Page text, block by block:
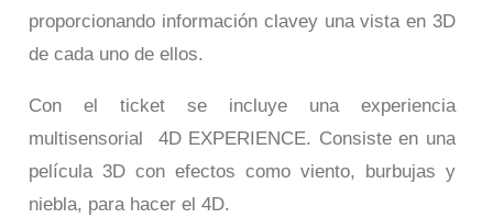
proporcionando información clavey una vista en 3D
de cada uno de ellos.
Con el ticket se incluye una experiencia
multisensorial 4D EXPERIENCE. Consiste en una
película 3D con efectos como viento, burbujas y
niebla, para hacer el 4D.